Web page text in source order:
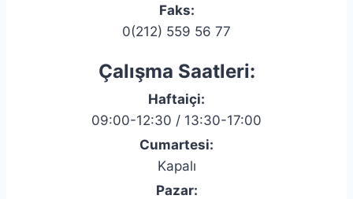
Faks:
0(212) 559 56 77
Çalışma Saatleri:
Haftaiçi:
09:00-12:30 / 13:30-17:00
Cumartesi:
Kapalı
Pazar: